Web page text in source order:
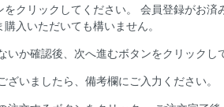
クリックしてください。 会員登録がお済
入いただいても構いません。
か確認後、次へ進むボタンをクリックし
いましたら、備考欄にご入力ください。